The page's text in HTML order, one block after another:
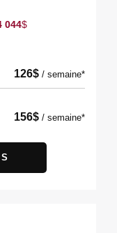
044$
126$ / semaine*
156$ / semaine*